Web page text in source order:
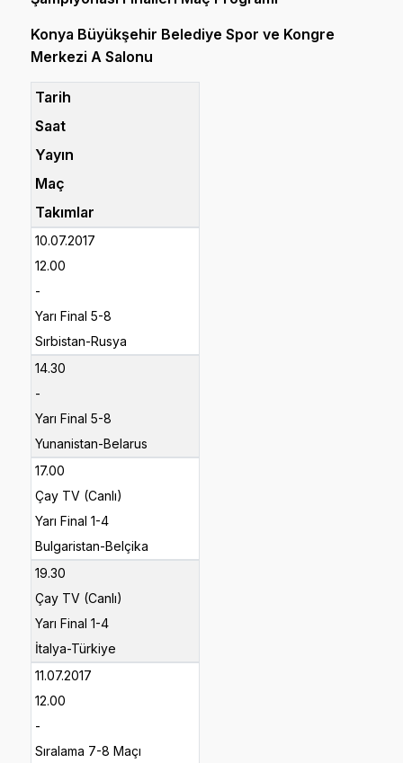
Konya Büyükşehir Belediye Spor ve Kongre
Merkezi A Salonu
Tarih
Saat
Yayın
Maç
Takımlar
10.07.2017
12.00
-
Yarı Final 5-8
Sırbistan-Rusya
14.30
-
Yarı Final 5-8
Yunanistan-Belarus
17.00
Çay TV (Canlı)
Yarı Final 1-4
Bulgaristan-Belçika
19.30
Çay TV (Canlı)
Yarı Final 1-4
İtalya-Türkiye
11.07.2017
12.00
-
Sıralama 7-8 Maçı